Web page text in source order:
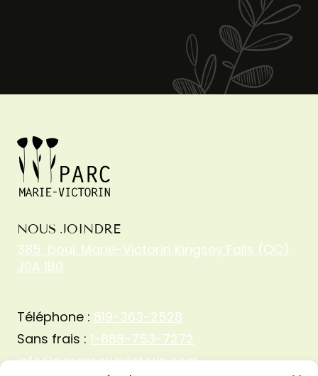
NOUS JOINDRE
385, boul. Marie-Victorin Kingsey Falls (QC)
J0A 1B0
Téléphone : 819-363-2528
Sans frais : 1-888-753-7272
info@parcmarievictorin.com